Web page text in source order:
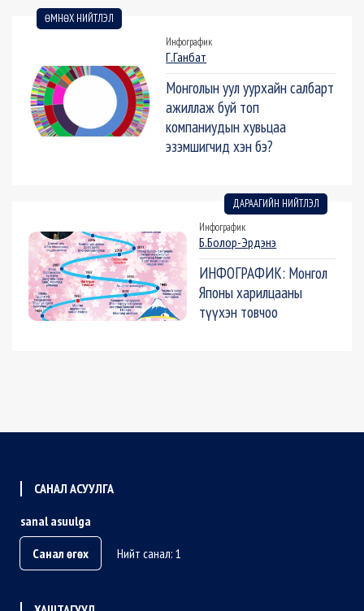
ӨМНӨХ НИЙТЛЭЛ
Инфографик
Г.Ганбат
Монголын уул уурхайн салбарт
ажиллаж буй топ
компаниудын хувьцаа
эзэмшигчид хэн бэ?
ДАРААГИЙН НИЙТЛЭЛ
Инфографик
Б.Болор-Эрдэнэ
ИНФОГРАФИК: Монгол
Японы харилцааны
түүхэн товчоо
САНАЛ АСУУЛГА
sanal asuulga
Санал өгөх
Нийт санал: 1